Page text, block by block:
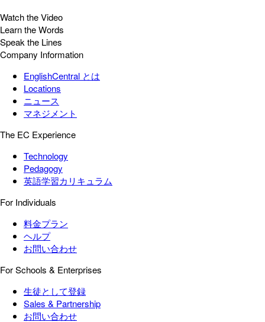
Watch the Video
Learn the Words
Speak the Lines
Company Information
EnglishCentral とは
Locations
ニュース
マネジメント
The EC Experience
Technology
Pedagogy
英語学習カリキュラム
For Individuals
料金プラン
ヘルプ
お問い合わせ
For Schools & Enterprises
生徒として登録
Sales & Partnership
お問い合わせ